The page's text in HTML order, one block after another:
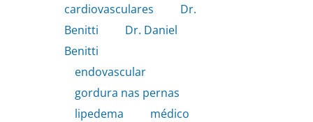
cardiovasculares
Dr.
Benitti
Dr. Daniel
Benitti
endovascular
gordura nas pernas
lipedema
médico